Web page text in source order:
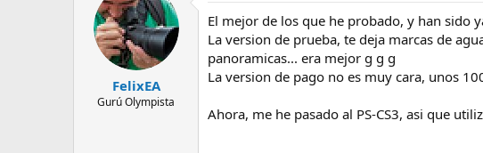
FelixEA
Gurú Olympista
El mejor de los que he probado, y han sido
La version de prueba, te deja marcas de
panoramicas... era mejor g g g
La version de pago no es muy cara, unos
Ahora, me he pasado al PS-CS3, asi que